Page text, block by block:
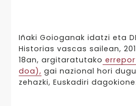
Iñaki Goioganak idatzi eta
Historias vascas sailean,
18an, argitaratutako
doa), gai nazional hori
zehazki, Euskadiri